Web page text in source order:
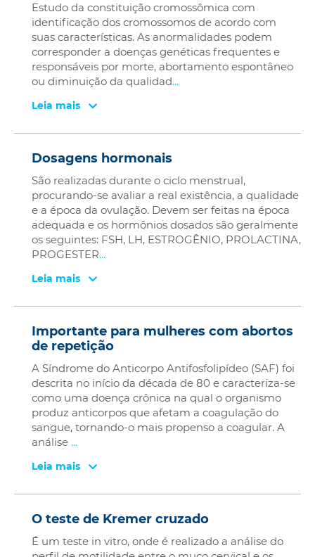
Estudo da constituição cromossômica com
identificação dos cromossomos de acordo com
suas características. As anormalidades podem
corresponder a doenças genéticas frequentes e
responsáveis por morte, abortamento espontâneo
ou diminuição da qualidad...
Leia mais
Dosagens hormonais
São realizadas durante o ciclo menstrual,
procurando-se avaliar a real existência, a qualidade
e a época da ovulação. Devem ser feitas na época
adequada e os hormônios dosados são geralmente
os seguintes: FSH, LH, ESTROGÊNIO, PROLACTINA,
PROGESTER...
Leia mais
Importante para mulheres com abortos
de repetição
A Síndrome do Anticorpo Antifosfolipídeo (SAF) foi
descrita no início da década de 80 e caracteriza-se
como uma doença crônica na qual o organismo
produz anticorpos que afetam a coagulação do
sangue, tornando-o mais propenso a coagular. A
análise ...
Leia mais
O teste de Kremer cruzado
É um teste in vitro, onde é realizado a análise do